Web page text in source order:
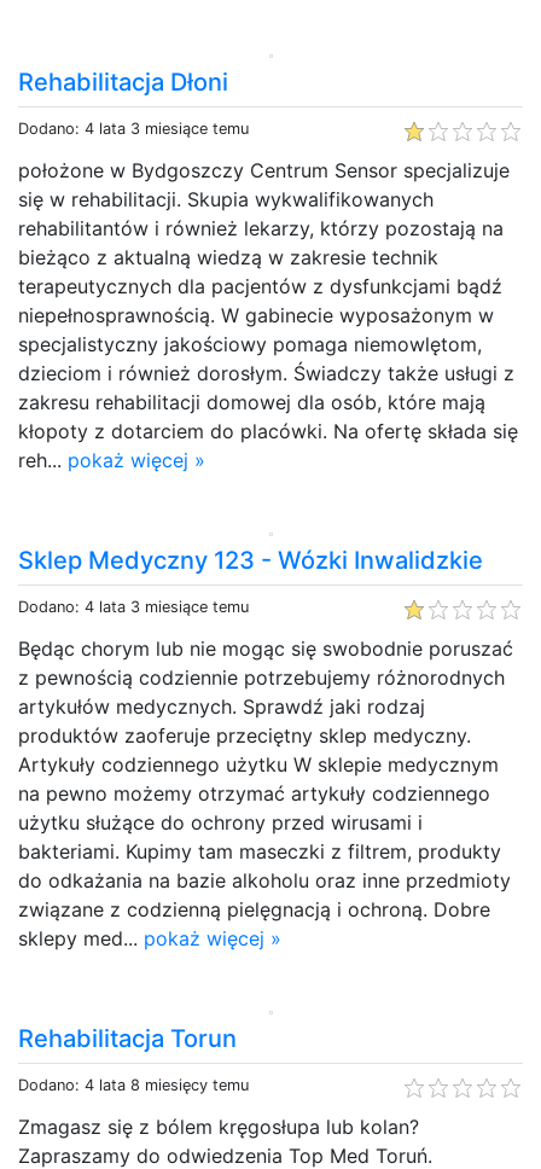
Rehabilitacja Dłoni
Dodano: 4 lata 3 miesiące temu
położone w Bydgoszczy Centrum Sensor specjalizuje
się w rehabilitacji. Skupia wykwalifikowanych
rehabilitantów i również lekarzy, którzy pozostają na
bieżąco z aktualną wiedzą w zakresie technik
terapeutycznych dla pacjentów z dysfunkcjami bądź
niepełnosprawnością. W gabinecie wyposażonym w
specjalistyczny jakościowy pomaga niemowlętom,
dzieciom i również dorosłym. Świadczy także usługi z
zakresu rehabilitacji domowej dla osób, które mają
kłopoty z dotarciem do placówki. Na ofertę składa się
reh... pokaż więcej »
Sklep Medyczny 123 - Wózki Inwalidzkie
Dodano: 4 lata 3 miesiące temu
Będąc chorym lub nie mogąc się swobodnie poruszać
z pewnością codziennie potrzebujemy różnorodnych
artykułów medycznych. Sprawdź jaki rodzaj
produktów zaoferuje przeciętny sklep medyczny.
Artykuły codziennego użytku W sklepie medycznym
na pewno możemy otrzymać artykuły codziennego
użytku służące do ochrony przed wirusami i
bakteriami. Kupimy tam maseczki z filtrem, produkty
do odkażania na bazie alkoholu oraz inne przedmioty
związane z codzienną pielęgnacją i ochroną. Dobre
sklepy med... pokaż więcej »
Rehabilitacja Torun
Dodano: 4 lata 8 miesięcy temu
Zmagasz się z bólem kręgosłupa lub kolan?
Zapraszamy do odwiedzenia Top Med Toruń.